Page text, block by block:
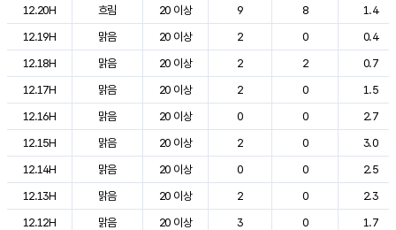
12.20H
흐림 20 이상 9 8
1.4
12.19H
맑음 20 이상 2 0
0.4
12.18H
맑음 20 이상 2 2
0.7
12.17H
맑음 20 이상 2 0
1.5
12.16H
맑음 20 이상 0 0
2.7
12.15H
맑음 20 이상 2 0
3.0
12.14H
맑음 20 이상 0 0
2.5
12.13H
맑음 20 이상 2 0
2.3
12.12H
맑음 20 이상 3 0
1.7